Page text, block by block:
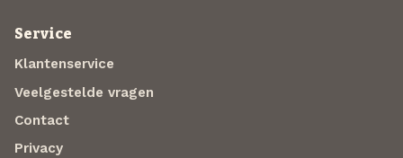
Service
Klantenservice
Veelgestelde vragen
Contact
Privacy